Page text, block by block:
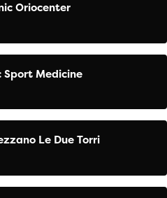
Oriocenter
Sport Medicine
Le Due Torri